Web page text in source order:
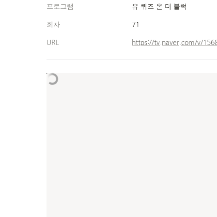
프로그램 유 퀴즈 온 더 블럭
회차 71
URL https://tv.naver.com/v/